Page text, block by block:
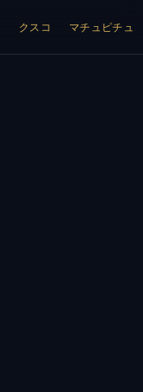
クスコ マチュピチュ